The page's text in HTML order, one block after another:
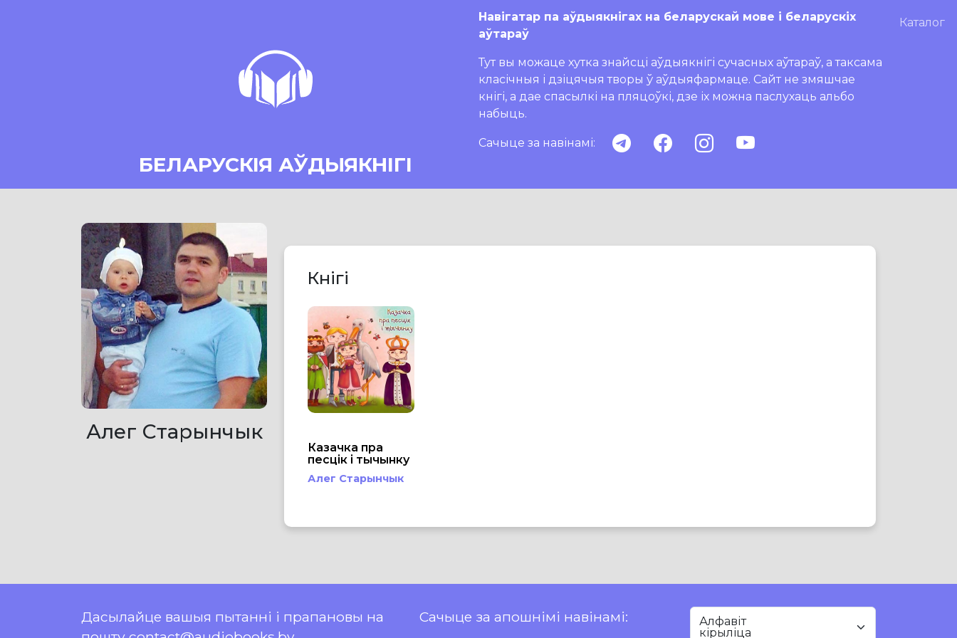
БЕЛАРУСКІЯ АЎДЫЯКНІГІ
Навігатар па аўдыякнігах на беларускай мове і беларускіх
аўтараў
Тут вы можаце хутка знайсці аўдыякнігі сучасных аўтараў, а таксама
класічныя і дзіцячыя творы ў аўдыяфармаце. Сайт не змяшчае
кнігі, а дае спасылкі на пляцоўкі, дзе іх можна паслухаць альбо
набыць.
Сачыце за навінамі:
Каталог
Алег Старынчык
Кнігі
Казачка пра
песцік і тычынку
Алег Старынчык
Дасылайце вашыя пытанні і прапановы на
Сачыце за апошнімі навінамі: Алфавіт